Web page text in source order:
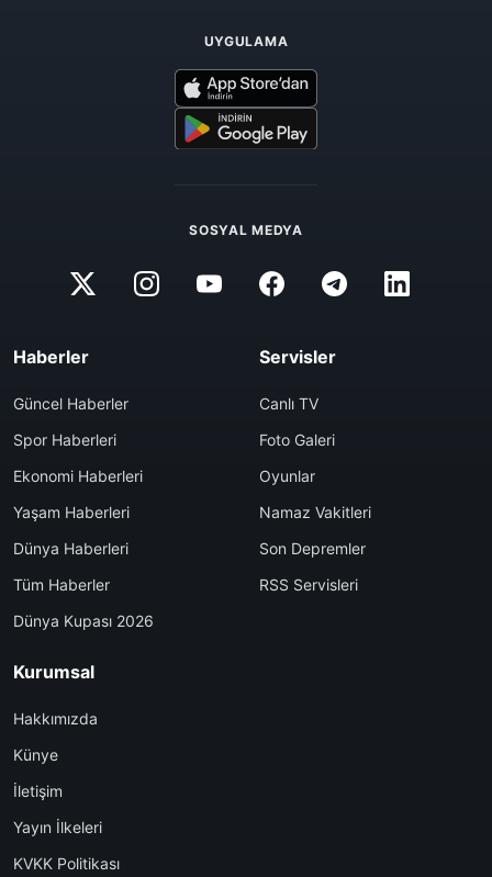
UYGULAMA
SOSYAL MEDYA
Haberler
Güncel Haberler
Spor Haberleri
Ekonomi Haberleri
Yaşam Haberleri
Dünya Haberleri
Tüm Haberler
Dünya Kupası 2026
Servisler
Canlı TV
Foto Galeri
Oyunlar
Namaz Vakitleri
Son Depremler
RSS Servisleri
Kurumsal
Hakkımızda
Künye
İletişim
Yayın İlkeleri
KVKK Politikası